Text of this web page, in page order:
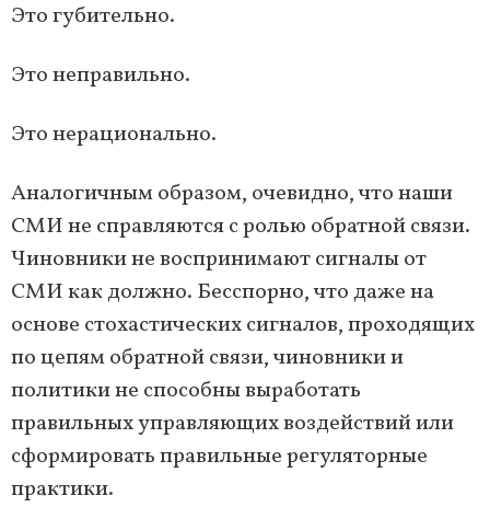
Это губительно.
Это неправильно.
Это нерационально.
Аналогичным образом, очевидно, что наши
СМИ не справляются с ролью обратной связи.
Чиновники не воспринимают сигналы от
СМИ как должно. Бесспорно, что даже на
основе стохастических сигналов, проходящих
по цепям обратной связи, чиновники и
политики не способны выработать
правильных управляющих воздействий или
сформировать правильные регуляторные
практики.